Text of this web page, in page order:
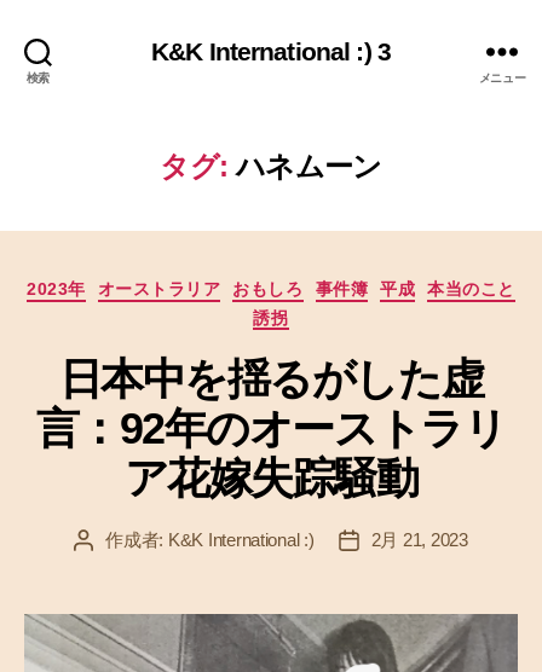
検索
K&K International :) 3
メニュー
タグ: ハネムーン
カ
テ
リ
ー
2023年 オーストラリア おもしろ 事件簿 平成
本当のこと
誘拐
日本中を揺るがした虚
言：92年のオーストラリ
ア花嫁失踪騒動
投 作成者: K&K International :)
投
2月 21, 2023